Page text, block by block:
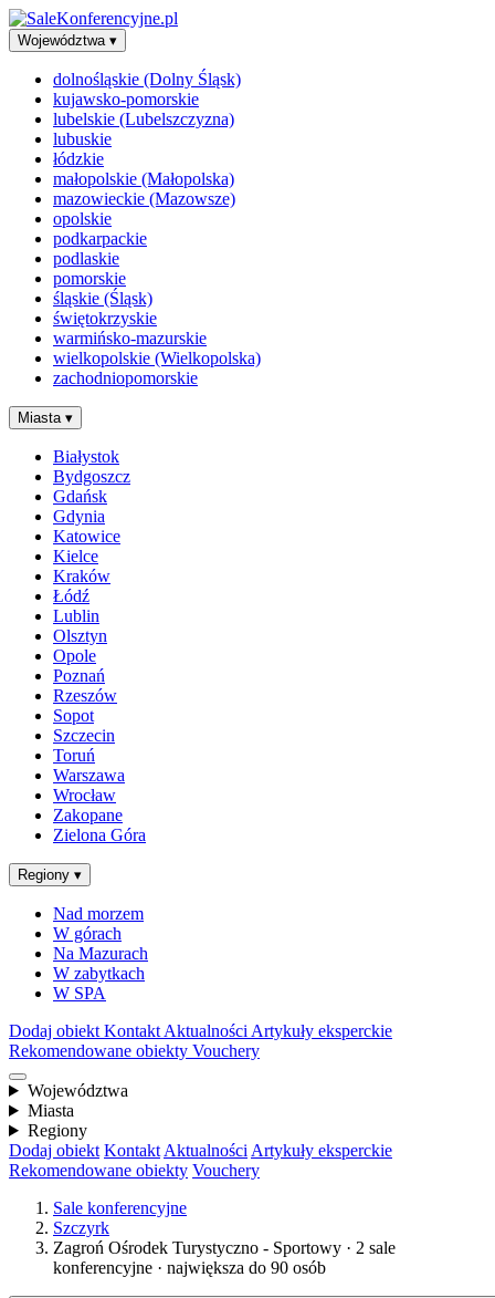
Województwa ▾
dolnośląskie (Dolny Śląsk)
kujawsko-pomorskie
lubelskie (Lubelszczyzna)
lubuskie
łódzkie
małopolskie (Małopolska)
mazowieckie (Mazowsze)
opolskie
podkarpackie
podlaskie
pomorskie
śląskie (Śląsk)
świętokrzyskie
warmińsko-mazurskie
wielkopolskie (Wielkopolska)
zachodniopomorskie
Miasta ▾
Białystok
Bydgoszcz
Gdańsk
Gdynia
Katowice
Kielce
Kraków
Łódź
Lublin
Olsztyn
Opole
Poznań
Rzeszów
Sopot
Szczecin
Toruń
Warszawa
Wrocław
Zakopane
Zielona Góra
Regiony ▾
Nad morzem
W górach
Na Mazurach
W zabytkach
W SPA
Dodaj obiekt Kontakt Aktualności Artykuły eksperckie
Rekomendowane obiekty Vouchery
Województwa
Miasta
Regiony
Dodaj obiekt Kontakt Aktualności Artykuły eksperckie
Rekomendowane obiekty Vouchery
Sale konferencyjne
Szczyrk
Zagroń Ośrodek Turystyczno - Sportowy · 2 sale
konferencyjne · największa do 90 osób